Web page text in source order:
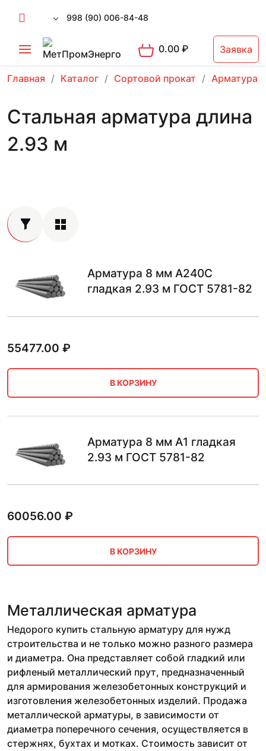
998 (90) 006-84-48
0.00₽ Заявка
Главная Каталог Сортовой прокат Арматура
Стальная арматура длина
2.93 м
Арматура 8 мм А240С
гладкая 2.93 м ГОСТ 5781-82
55477.00 ₽
В КОРЗИНУ
Арматура 8 мм А1 гладкая
2.93 м ГОСТ 5781-82
60056.00 ₽
В КОРЗИНУ
Металлическая арматура
Недорого купить стальную арматуру для нужд
строительства и не только можно разного размера
и диаметра. Она представляет собой гладкий или
рифленый металлический прут, предназначенный
для армирования железобетонных конструкций и
изготовления железобетонных изделий. Продажа
металлической арматуры, в зависимости от
диаметра поперечного сечения, осуществляется в
стержнях, бухтах и мотках. Стоимость зависит от